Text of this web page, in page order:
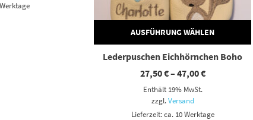
AUSFÜHRUNG WÄHLEN
Lederpuschen Eichhörnchen Boho
27,50€– 47,00€Preisspanne:
Enthält 19% MwSt.
zzgl.Versand
Lieferzeit: ca. 10 Werktage